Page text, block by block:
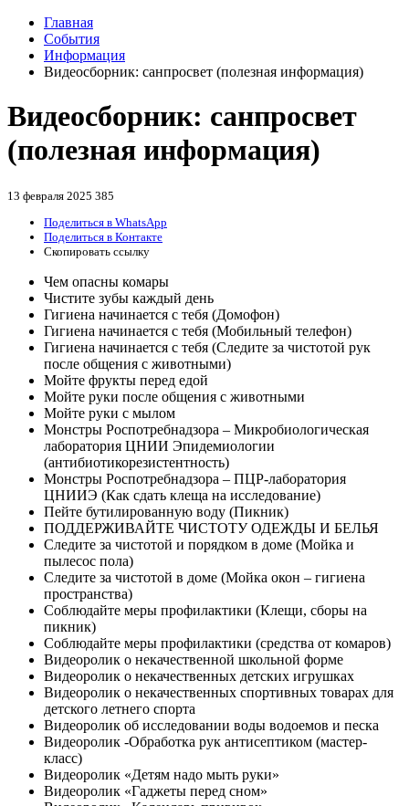
Главная
События
Информация
Видеосборник: санпросвет (полезная информация)
Видеосборник: санпросвет
(полезная информация)
13 февраля 2025 385
Поделиться в WhatsApp
Поделиться в Контакте
Скопировать ссылку
Чем опасны комары
Чистите зубы каждый день
Гигиена начинается с тебя (Домофон)
Гигиена начинается с тебя (Мобильный телефон)
Гигиена начинается с тебя (Следите за чистотой рук
после общения с животными)
Мойте фрукты перед едой
Мойте руки после общения с животными
Мойте руки с мылом
Монстры Роспотребнадзора – Микробиологическая
лаборатория ЦНИИ Эпидемиологии
(антибиотикорезистентность)
Монстры Роспотребнадзора – ПЦР-лаборатория
ЦНИИЭ (Как сдать клеща на исследование)
Пейте бутилированную воду (Пикник)
ПОДДЕРЖИВАЙТЕ ЧИСТОТУ ОДЕЖДЫ И БЕЛЬЯ
Следите за чистотой и порядком в доме (Мойка и
пылесос пола)
Следите за чистотой в доме (Мойка окон – гигиена
пространства)
Соблюдайте меры профилактики (Клещи, сборы на
пикник)
Соблюдайте меры профилактики (средства от комаров)
Видеоролик о некачественной школьной форме
Видеоролик о некачественных детских игрушках
Видеоролик о некачественных спортивных товарах для
детского летнего спорта
Видеоролик об исследовании воды водоемов и песка
Видеоролик -Обработка рук антисептиком (мастер-
класс)
Видеоролик «Детям надо мыть руки»
Видеоролик «Гаджеты перед сном»